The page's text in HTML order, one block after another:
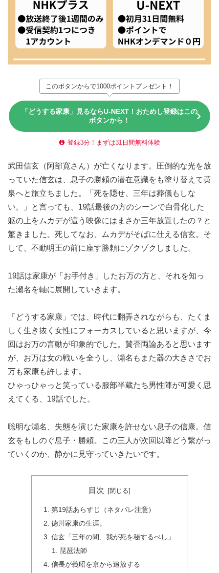
このボタンからで1000ポイントプレゼント！
「どうする家康」見るならU-NEXT！おためし登録はこの
ボタンから！
登録3分！まずは31日間無料体験
武田信玄（阿部寛さん）が亡くなります。圧倒的な光を放
っていた信玄は、息子の勝頼の潜在意識をも塗り替えて黄
泉へと旅立ちました。「死を隠せ、三年は葬儀もしな
い。」と言っても、19話最後の方のシーンで白骨化した
躯の上をムカデが這う映像にはまさか三年放置したの？と
驚きました。死してなお、ムカデがそばに仕える信玄。そ
して、不動明王の前に座す勝頼にゾクゾクしました。
19話は家康が「お手付き」したお万の方と、それを知っ
た瀬名を軸に展開していきます。
「どうする家康」では、時代に翻弄されながらも、たくま
しく生き抜く女性にフォーカスしていると思いますが、今
回はお万の言動が印象的でした。賛否両論あると思います
が、お万は女の戦いを全うし、瀬名もまた器の大きさでお
万も家康も許します。
ひゃっひゃっと笑っている服部半蔵たち男性陣が可愛く思
えてくる、19話でした。
聡明な瀬名、失態を演じた家康を許せない息子の信康。信
玄をもしのぐ息子・勝頼。この三人が次回以降どう繋がっ
ていくのか、静かに見守っていきたいです。
目次
第19話あらすじ（ネタバレ注意）
徳川家康の生涯。
信玄「三年の間、我が死を秘するべし」
琵琶法師
信長が義昭を京から追放する